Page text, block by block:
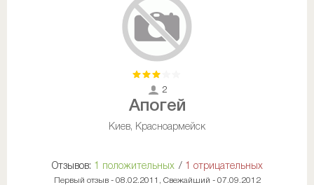
2
Апогей
Киев, Красноармейск
Отзывов: 1 положительных / 1 отрицательных
Первый отзыв - 08.02.2011, Свежайший - 07.09.2012